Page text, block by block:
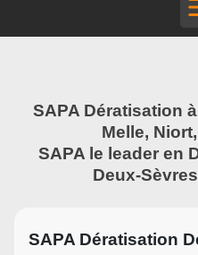
SAPA Dératisation
Melle,
SAPA le leader en
Deux-
SAPA Dératisation